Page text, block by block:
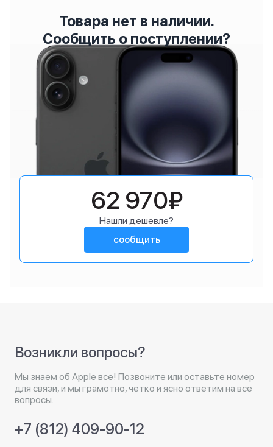
Товара нет в наличии.
Сообщить о поступлении?
62 970₽
Нашли дешевле?
сообщить
Возникли вопросы?
Мы знаем об Apple все! Позвоните или оставьте номер
для связи, и мы грамотно, четко и ясно ответим на все
вопросы.
+7 (812) 409-90-12